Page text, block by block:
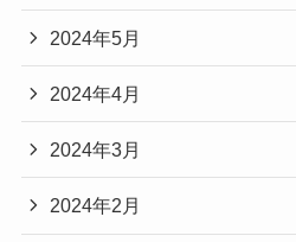
2024年5月
2024年4月
2024年3月
2024年2月